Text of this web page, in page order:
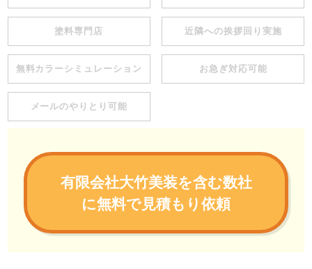
塗料専門店 近隣への挨拶回り実施
無料カラーシミュレーション お急ぎ対応可能
メールのやりとり可能
有限会社大竹美装を含む数社
に無料で見積もり依頼